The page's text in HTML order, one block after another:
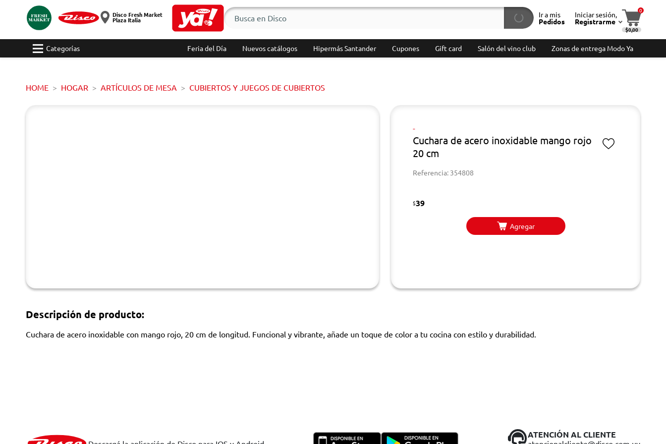
Disco Fresh Market
Plaza Italia
Ir a mis
Pedidos
Iniciar sesión,
Registrarme
0
$0,00
Categorías Feria del Día Nuevos catálogos Hipermás Santander Cupones Gift card Salón del vino club Zonas de entrega Modo Ya
HOME HOGAR ARTÍCULOS DE MESA CUBIERTOS Y JUEGOS DE CUBIERTOS
-
Cuchara de acero inoxidable mango rojo
20 cm
Referencia: 354808
$39
Agregar
Descripción de producto:
Cuchara de acero inoxidable con mango rojo, 20 cm de longitud. Funcional y vibrante, añade un toque de color a tu cocina con estilo y durabilidad.
ATENCIÓN AL CLIENTE